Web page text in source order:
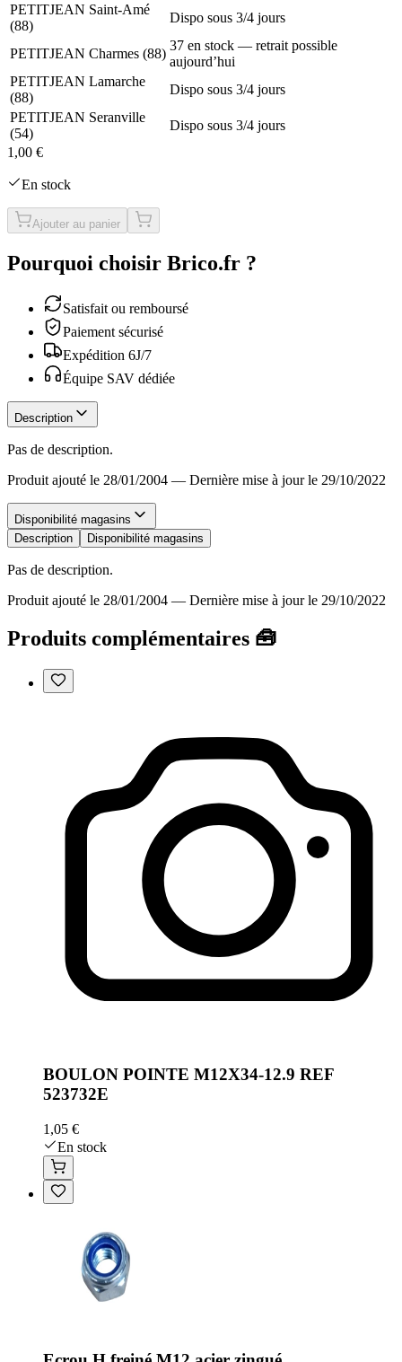
PETITJEAN Saint-Amé
(88)
Dispo sous 3/4 jours
PETITJEAN Charmes (88)
37 en stock — retrait possible
aujourd’hui
PETITJEAN Lamarche
(88)
Dispo sous 3/4 jours
PETITJEAN Seranville
(54)
Dispo sous 3/4 jours
1,00 €
En stock
Ajouter au panier
Pourquoi choisir Brico.fr ?
Satisfait ou remboursé
Paiement sécurisé
Expédition 6J/7
Équipe SAV dédiée
Description
Pas de description.
Produit ajouté le 28/01/2004 — Dernière mise à jour le 29/10/2022
Disponibilité magasins
Description
Disponibilité magasins
Pas de description.
Produit ajouté le 28/01/2004 — Dernière mise à jour le 29/10/2022
Produits complémentaires 🧰
BOULON POINTE M12X34-12.9 REF
523732E
1,05 €
En stock